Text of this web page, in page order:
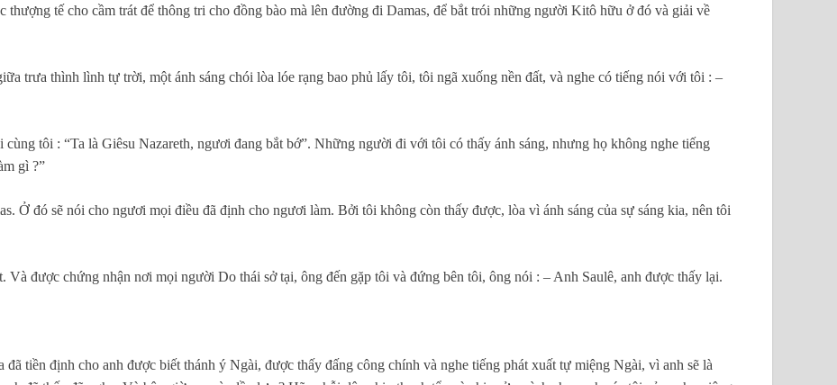
thượng tế cho cầm trát để thông tri cho đồng bào mà lên đường đi Damas, để bắt trói những người Kitô hữu ở đó và giải về
trưa thình lình tự trời, một ánh sáng chói lòa lóe rạng bao phủ lấy tôi, tôi ngã xuống nền đất, và nghe có tiếng nói với tôi : –
tôi : “Ta là Giêsu Nazareth, ngươi đang bắt bớ”. Những người đi với tôi có thấy ánh sáng, nhưng họ không nghe tiếng
gì ?”
Ở đó sẽ nói cho ngươi mọi điều đã định cho ngươi làm. Bởi tôi không còn thấy được, lòa vì ánh sáng của sự sáng kia, nên tôi
Và được chứng nhận nơi mọi người Do thái sở tại, ông đến gặp tôi và đứng bên tôi, ông nói : – Anh Saulê, anh được thấy lại.
tiền định cho anh được biết thánh ý Ngài, được thấy đấng công chính và nghe tiếng phát xuất tự miệng Ngài, vì anh sẽ là